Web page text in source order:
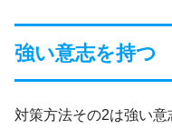
強い意志を持つ
対策方法その2は強い意